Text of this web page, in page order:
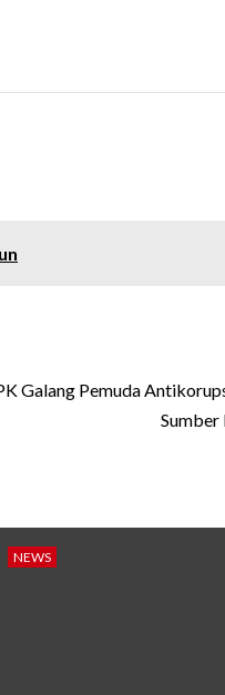
Galang Pemuda
Sumber
NEWS